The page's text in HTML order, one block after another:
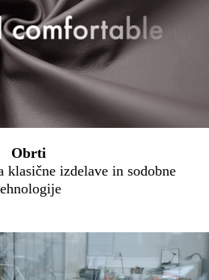
Obrti
klasične izdelave in sodobne